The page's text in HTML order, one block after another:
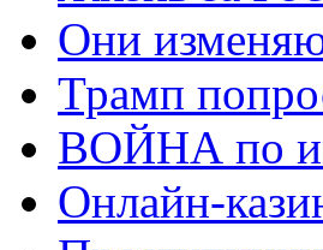
Они
Трамп
ВОЙНА по
Онлайн-